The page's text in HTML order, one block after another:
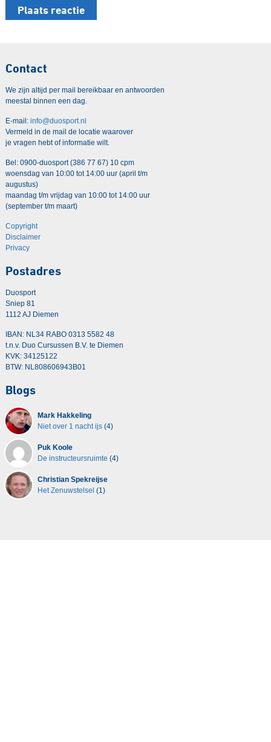
Contact
We zijn altijd per mail bereikbaar en antwoorden
meestal binnen een dag.
E-mail: info@duosport.nl
Vermeld in de mail de locatie waarover
je vragen hebt of informatie wilt.
Bel: 0900-duosport (386 77 67) 10 cpm
woensdag van 10:00 tot 14:00 uur (april t/m
augustus)
maandag t/m vrijdag van 10:00 tot 14:00 uur
(september t/m maart)
Copyright
Disclaimer
Privacy
Postadres
Duosport
Sniep 81
1112 AJ Diemen
IBAN: NL34 RABO 0313 5582 48
t.n.v. Duo Cursussen B.V. te Diemen
KVK: 34125122
BTW: NL808606943B01
Blogs
Mark Hakkeling
Niet over 1 nacht ijs(4)
Puk Koole
De instructeursruimte (4)
Christian Spekreijse
Het Zenuwstelsel (1)